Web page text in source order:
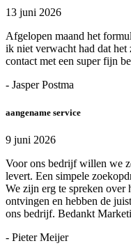
13 juni 2026
Afgelopen maand het
ik niet verwacht had dat het
contact met een super fijn
- Jasper Postma
aangename service
9 juni 2026
Voor ons bedrijf willen we
levert. Een simpele
We zijn erg te spreken over
ontvingen en hebben de
ons bedrijf. Bedankt
- Pieter Meijer